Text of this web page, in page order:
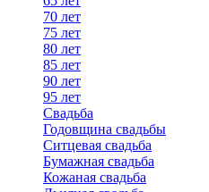
70 лет
75 лет
80 лет
85 лет
90 лет
95 лет
Свадьба
Годовщина свадьбы
Ситцевая свадьба
Бумажная свадьба
Кожаная свадьба